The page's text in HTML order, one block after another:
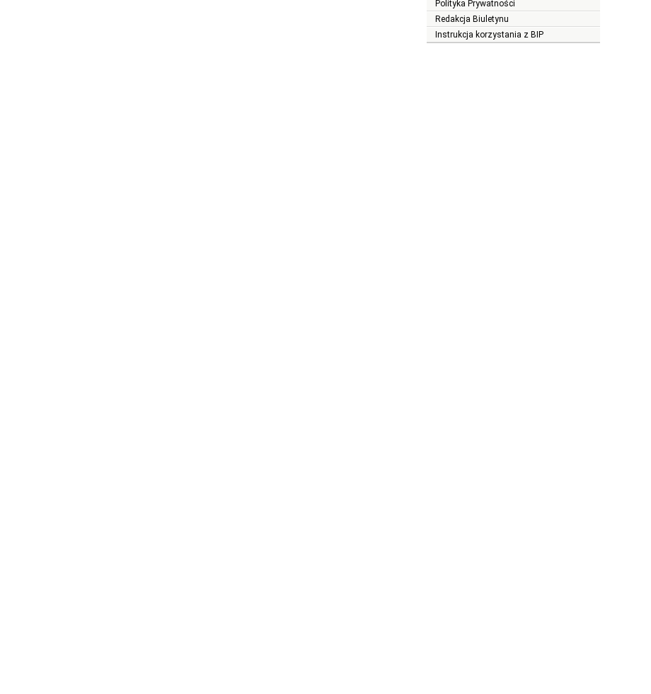
Polityka Prywatności
Redakcja Biuletynu
Instrukcja korzystania z BIP